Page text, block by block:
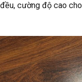
cường độ cao